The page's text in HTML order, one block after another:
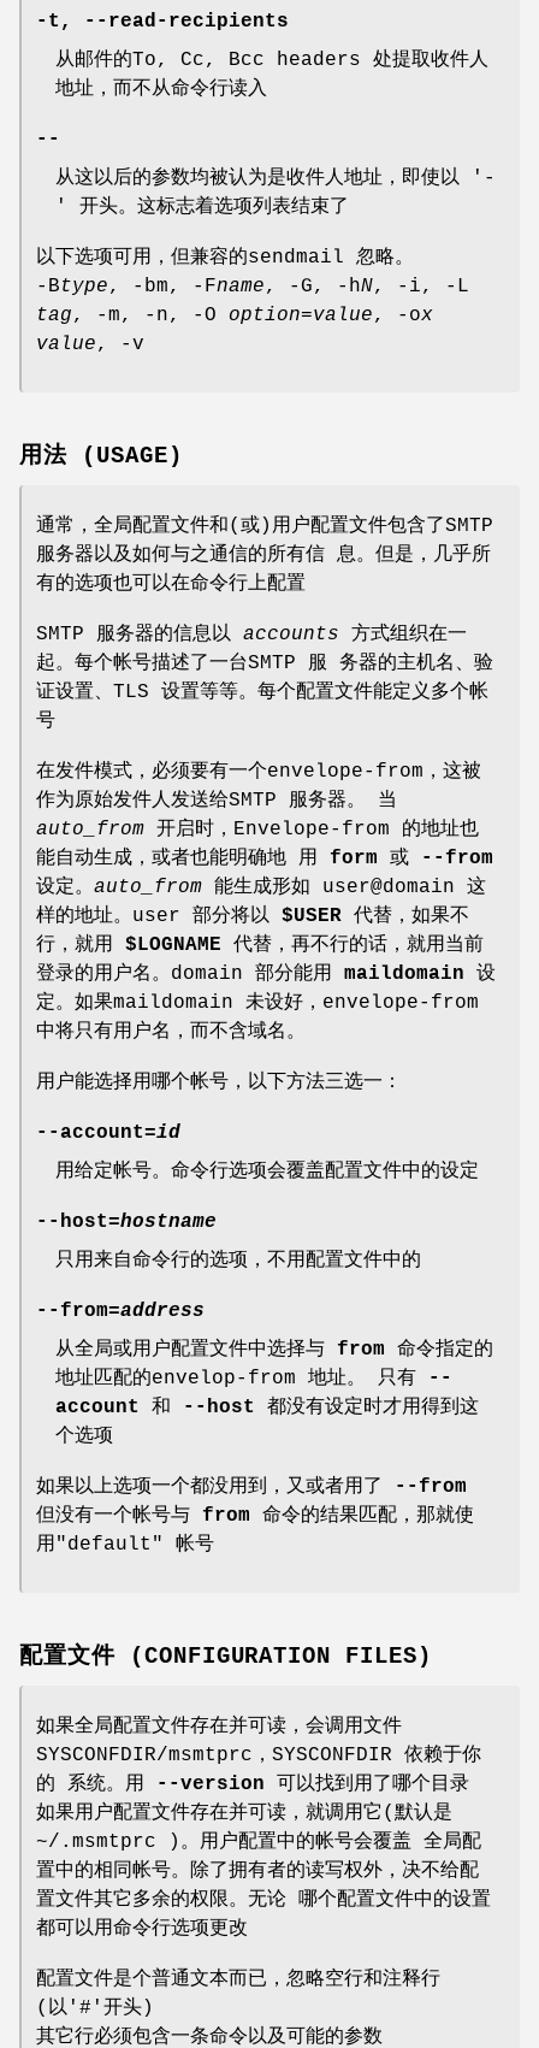
-t, --read-recipients
从邮件的To, Cc, Bcc headers 处提取收件人
地址，而不从命令行读入
--
从这以后的参数均被认为是收件人地址，即使以 '-
' 开头。这标志着选项列表结束了
以下选项可用，但兼容的sendmail 忽略。
-Btype, -bm, -Fname, -G, -hN, -i, -L
tag, -m, -n, -O option=value, -ox
value, -v
用法 (USAGE)
通常，全局配置文件和(或)用户配置文件包含了SMTP
服务器以及如何与之通信的所有信 息。但是，几乎所
有的选项也可以在命令行上配置
SMTP 服务器的信息以 accounts 方式组织在一
起。每个帐号描述了一台SMTP 服 务器的主机名、验
证设置、TLS 设置等等。每个配置文件能定义多个帐
号
在发件模式，必须要有一个envelope-from，这被
作为原始发件人发送给SMTP 服务器。 当
auto_from 开启时，Envelope-from 的地址也
能自动生成，或者也能明确地 用 form 或
--from
设定。 auto_from 能生成形如 user@domain 这
样的地址。user 部分将以 $USER 代替，如果不
行，就用 $LOGNAME 代替，再不行的话，就用当前
登录的用户名。domain 部分能用 maildomain 设
定。如果maildomain 未设好，envelope-from
中将只有用户名，而不含域名。
用户能选择用哪个帐号，以下方法三选一：
--account=id
用给定帐号。命令行选项会覆盖配置文件中的设定
--host=hostname
只用来自命令行的选项，不用配置文件中的
--from=address
从全局或用户配置文件中选择与 from 命令指定的
地址匹配的envelop-from 地址。 只有
--
account
和 --host
都没有设定时才用得到这
个选项
如果以上选项一个都没用到，又或者用了
--from
但没有一个帐号与 from 命令的结果匹配，那就使
用"default" 帐号
配置文件 (CONFIGURATION FILES)
如果全局配置文件存在并可读，会调用文件
SYSCONFDIR/msmtprc，SYSCONFDIR 依赖于你
的 系统。用
--version 可以找到用了哪个目录
如果用户配置文件存在并可读，就调用它(默认是
~/.msmtprc )。用户配置中的帐号会覆盖 全局配
置中的相同帐号。除了拥有者的读写权外，决不给配
置文件其它多余的权限。无论 哪个配置文件中的设置
都可以用命令行选项更改
配置文件是个普通文本而已，忽略空行和注释行
(以'#'开头)
其它行必须包含一条命令以及可能的参数